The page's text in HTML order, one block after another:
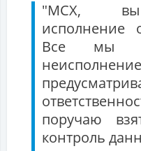
"МСХ, вы
исполнение
Все мы
поручаю
контроль